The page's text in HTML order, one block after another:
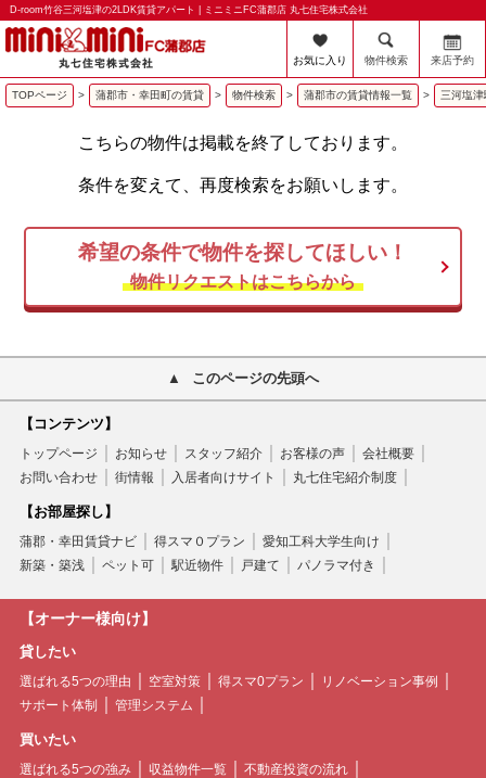
D-room竹谷三河塩津の2LDK賃貸アパート | ミニミニFC蒲郡店 丸七住宅株式会社
お気に入り 物件検索 来店予約
TOPページ > 蒲郡市・幸田町の賃貸 > 物件検索 > 蒲郡市の賃貸情報一覧 > 三河塩
こちらの物件は掲載を終了しております。
条件を変えて、再度検索をお願いします。
希望の条件で物件を探してほしい！
物件リクエストはこちらから
このページの先頭へ
【コンテンツ】
トップページ お知らせ スタッフ紹介 お客様の声
会社概要
お問い合わせ
街情報 入居者向けサイト 丸七住宅紹介制度
【お部屋探し】
蒲郡・幸田賃貸ナビ 得スマ０プラン
愛知工科大学生向け
新築・築浅
ペット可 駅近物件 戸建て パノラマ付き
【オーナー様向け】
貸したい
選ばれる5つの理由 空室対策 得スマ0プラン
リノベーション事例
サポート体制
管理システム
買いたい
選ばれる5つの強み 収益物件一覧 不動産投資の流れ